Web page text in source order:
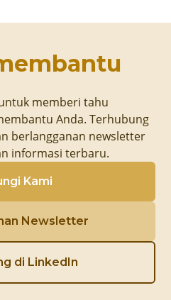
memberi tahu
Anda. Terhubung
berlangganan newsletter
informasi terbaru.
Kami
Newsletter
di LinkedIn